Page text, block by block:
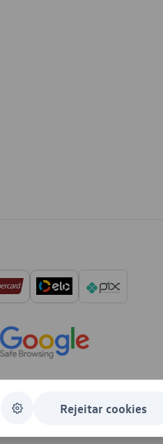
Rejeitar cookies